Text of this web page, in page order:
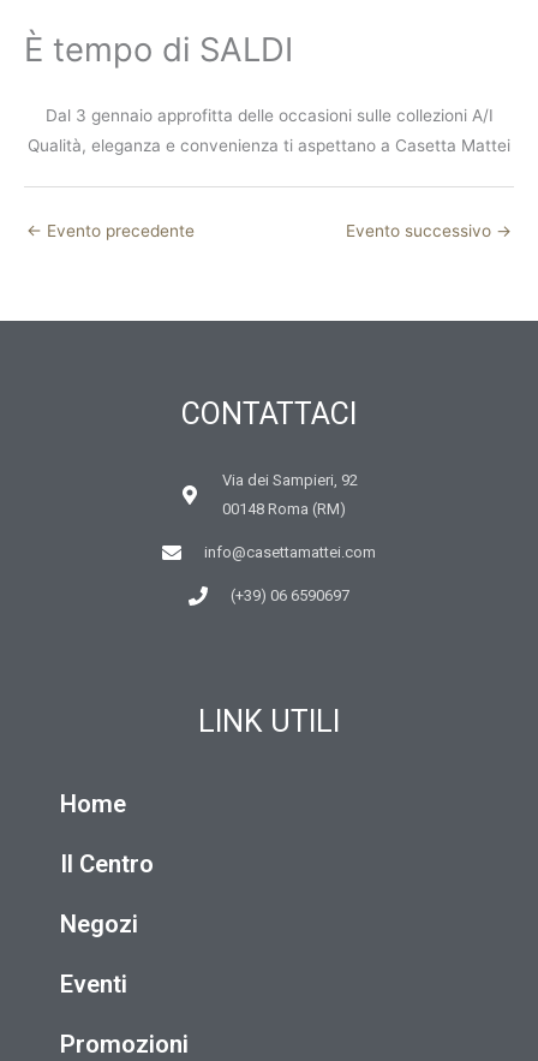
È tempo di SALDI
Dal 3 gennaio approfitta delle occasioni sulle collezioni A/I
Qualità, eleganza e convenienza ti aspettano a Casetta Mattei
← Evento precedente Evento successivo →
CONTATTACI
Via dei Sampieri, 92
00148 Roma (RM)
info@casettamattei.com
(+39) 06 6590697
LINK UTILI
Home
Il Centro
Negozi
Eventi
Promozioni